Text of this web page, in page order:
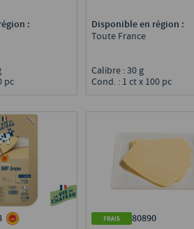
:
pc
Disponible en région :
Toute France
Calibre : 30 g
Cond. : 1 ct x 100 pc
80890